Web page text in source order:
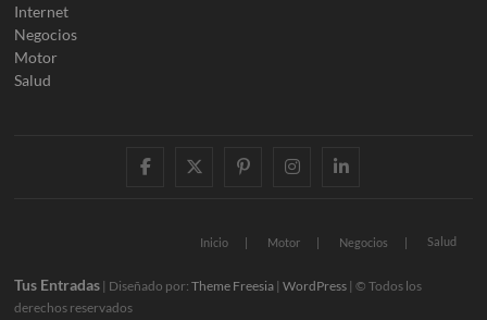
Internet
Negocios
Motor
Salud
facebooktwitter
pinterestinstagram
linkedin
Inicio Motor Negocios Salud
Tus Entradas | Diseñado por:Theme Freesia |WordPress | © Todos los
derechos reservados